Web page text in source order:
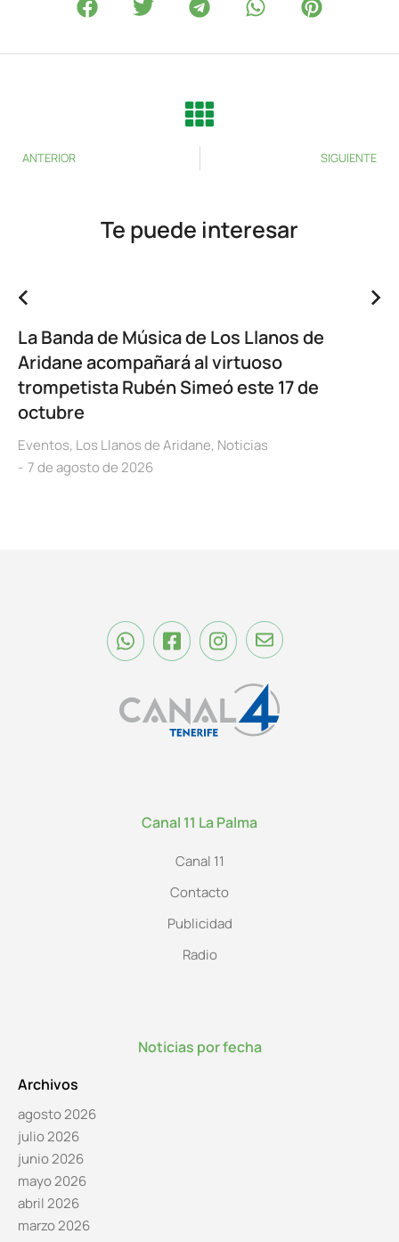
ANTERIOR SIGUIENTE
Te puede interesar
La Banda de Música de Los Llanos de
Aridane acompañará al virtuoso
trompetista Rubén Simeó este 17 de
octubre
Eventos, Los Llanos de Aridane, Noticias
7 de agosto de 2026
Canal 11 La Palma
Canal 11
Contacto
Publicidad
Radio
Noticias por fecha
Archivos
agosto 2026
julio 2026
junio 2026
mayo 2026
abril 2026
marzo 2026